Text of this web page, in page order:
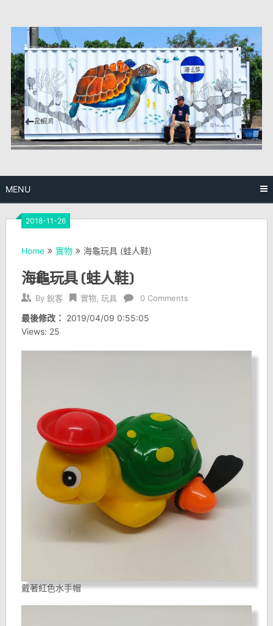
content
MENU
2018-11-26
Home 實物 海龜玩具 (蛙人鞋)
海龜玩具 (蛙人鞋)
By 銳客 實物, 玩具 0 Comments
最後修改： 2019/04/09 0:55:05
Views: 25
戴著紅色水手帽